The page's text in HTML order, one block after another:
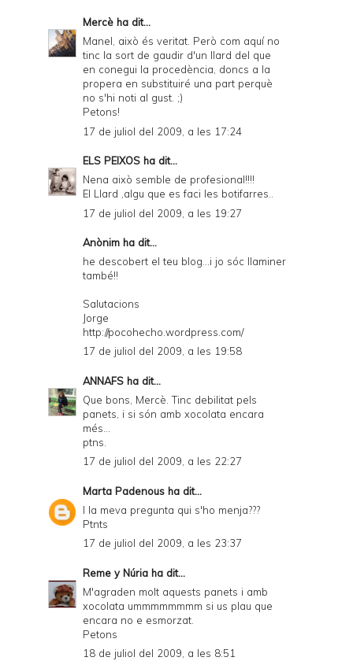
Mercè ha dit...
Manel, això és veritat. Però com aquí no
tinc la sort de gaudir d'un llard del que
en conegui la procedència, doncs a la
propera en substituiré una part perquè
no s'hi noti al gust. ;)
Petons!
17 de juliol del 2009, a les 17:24
ELS PEIXOS ha dit...
Nena això semble de profesional!!!!
El Llard ,algu que es faci les botifarres..
17 de juliol del 2009, a les 19:27
Anònim ha dit...
he descobert el teu blog...i jo sóc llaminer
també!!
Salutacions
Jorge
http://pocohecho.wordpress.com/
17 de juliol del 2009, a les 19:58
ANNAFS ha dit...
Que bons, Mercè. Tinc debilitat pels
panets, i si són amb xocolata encara
més...
ptns.
17 de juliol del 2009, a les 22:27
Marta Padenous ha dit...
I la meva pregunta qui s'ho menja???
Ptnts
17 de juliol del 2009, a les 23:37
Reme y Núria ha dit...
M'agraden molt aquests panets i amb
xocolata ummmmmmmm si us plau que
encara no e esmorzat.
Petons
18 de juliol del 2009, a les 8:51